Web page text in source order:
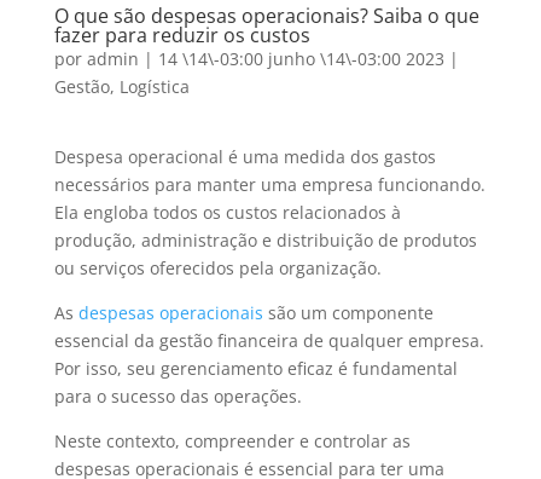
O que são despesas operacionais? Saiba o que
fazer para reduzir os custos
por admin | 14 \14\-03:00 junho \14\-03:00 2023 |
Gestão, Logística
Despesa operacional é uma medida dos gastos
necessários para manter uma empresa funcionando.
Ela engloba todos os custos relacionados à
produção, administração e distribuição de produtos
ou serviços oferecidos pela organização.
As despesas operacionais são um componente
essencial da gestão financeira de qualquer empresa.
Por isso, seu gerenciamento eficaz é fundamental
para o sucesso das operações.
Neste contexto, compreender e controlar as
despesas operacionais é essencial para ter uma